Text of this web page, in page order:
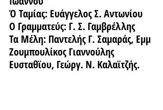
Ό Ταμίας: Ευάγγελος Σ. Αντωνίου
Ο Γραμματεύς: Γ. Σ. Γαμβρέλλης
Τα Μέλη: Παντελής Γ. Σαμαράς, Εμμ
Ζουμπουλίκος Γιαννούλης
Ευσταθϊου, Γεώργ. Ν. Καλαϊτζής.